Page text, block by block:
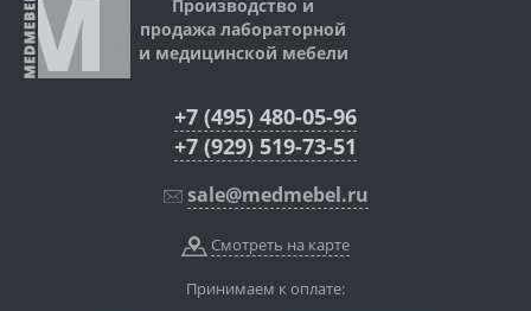
Производство и
продажа лабораторной
и медицинской мебели
+7 (495) 480-05-96
+7 (929) 519-73-51
sale@medmebel.ru
Смотреть на карте
Принимаем к оплате: